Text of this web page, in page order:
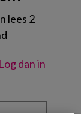
lees 2
Log dan in